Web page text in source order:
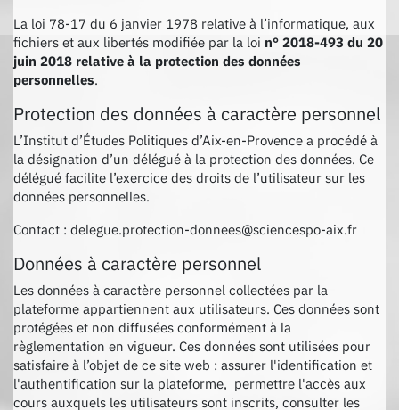
La loi 78-17 du 6 janvier 1978 relative à l’informatique, aux
fichiers et aux libertés modifiée par la loi n° 2018-493 du 20
juin 2018 relative à la protection des données
personnelles.
Protection des données à caractère personnel
L’Institut d’Études Politiques d’Aix-en-Provence a procédé à
la désignation d’un délégué à la protection des données. Ce
délégué facilite l’exercice des droits de l’utilisateur sur les
données personnelles.
Contact : delegue.protection-donnees@sciencespo-aix.fr
Données à caractère personnel
Les données à caractère personnel collectées par la
plateforme appartiennent aux utilisateurs. Ces données sont
protégées et non diffusées conformément à la
règlementation en vigueur. Ces données sont utilisées pour
satisfaire à l’objet de ce site web : assurer l'identification et
l'authentification sur la plateforme, permettre l'accès aux
cours auxquels les utilisateurs sont inscrits, consulter les